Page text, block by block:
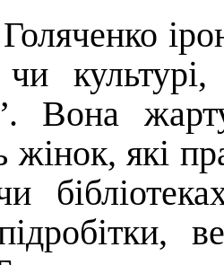
Голяченко
чи
Вона
жінок, які